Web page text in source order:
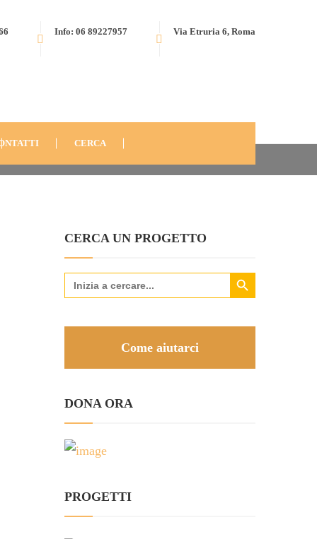
Via Etruria 6, Roma
Info: 06 89227957
CERCA
CERCA UN PROGETTO
Search
for:
Search Button
Come aiutarci
DONA ORA
PROGETTI